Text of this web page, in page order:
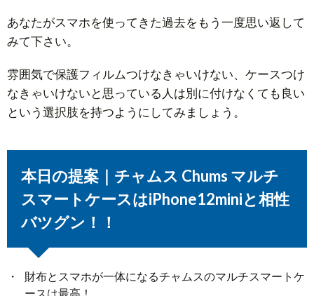
あなたがスマホを使ってきた過去をもう一度思い返して
みて下さい。
雰囲気で保護フィルムつけなきゃいけない、ケースつけ
なきゃいけないと思っている人は別に付けなくても良い
という選択肢を持つようにしてみましょう。
本日の提案｜チャムス Chums マルチ
スマートケースはiPhone12miniと相性
バツグン！！
財布とスマホが一体になるチャムスのマルチスマートケ
ースは最高！